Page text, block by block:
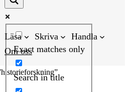
Exact matches only
Search in title
Läsa Skriva
Handla
Om oss